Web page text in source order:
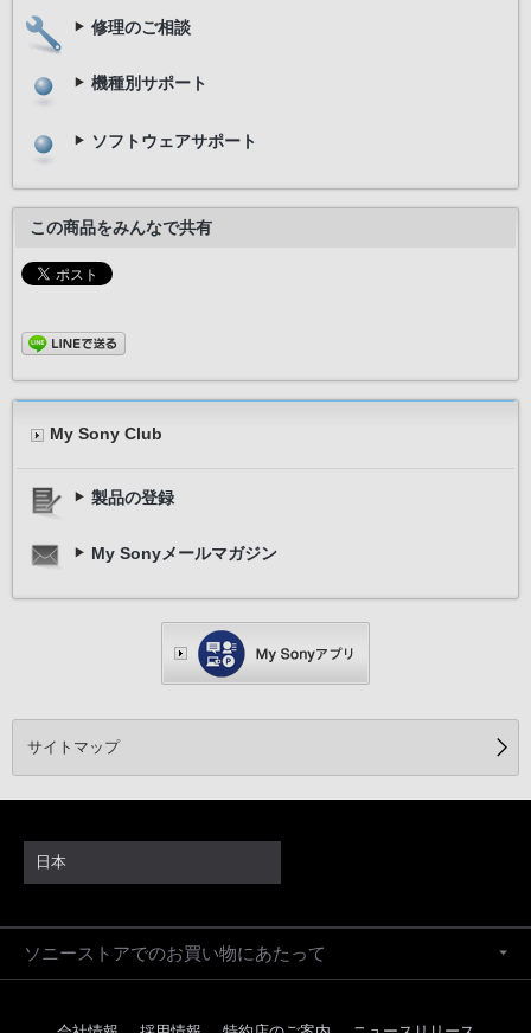
修理のご相談
機種別サポート
ソフトウェアサポート
この商品をみんなで共有
My Sony Club
製品の登録
My Sonyメールマガジン
サイトマップ
日本
ソニーストアでのお買い物にあたって